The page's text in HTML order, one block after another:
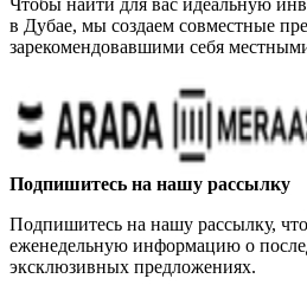
в Дубае, мы создаем совместные
зарекомендовавшими себя
Подпишитесь на нашу рассылку
Подпишитесь на нашу рассылку,
еженедельную информацию о
эксклюзивных предложениях.